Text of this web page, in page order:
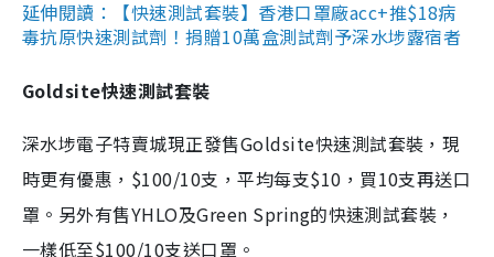
延伸閱讀：【快速測試套裝】香港口罩廠acc+推$18病
毒抗原快速測試劑！捐贈10萬盒測試劑予深水埗露宿者
Goldsite快速測試套裝
深水埗電子特賣城現正發售Goldsite快速測試套裝，現
時更有優惠，$100/10支，平均每支$10，買10支再送口
罩。另外有售YHLO及Green Spring的快速測試套裝，
一樣低至$100/10支送口罩。